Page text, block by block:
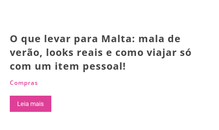
O que levar para Malta: mala de
verão, looks reais e como viajar só
com um item pessoal!
Compras
Leia mais